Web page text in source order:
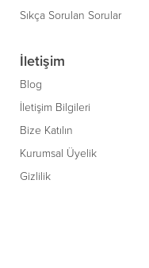
Sıkça Sorulan Sorular
İletişim
Blog
İletişim Bilgileri
Bize Katılın
Kurumsal Üyelik
Gizlilik